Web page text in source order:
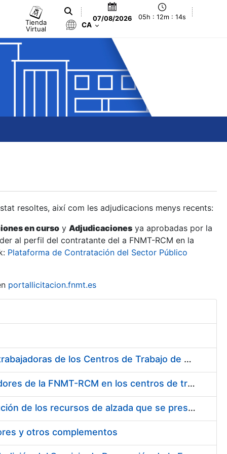
Tienda
Virtual
07/08/2026 05h : 12m : 14s
CA
resoltes, així com les adjudicacions menys recents:
en curso y Adjudicaciones ya aprobadas por la
al perfil del contratante del a FNMT-RCM en la
Plataforma de Contratación del Sector Público
portallicitacion.fnmt.es
Suministro de Protectores Auditivos a medida para las personas trabajadoras de los Centros de Trabajo de Madrid y Burgos
Suministro de gafas graduadas antiproyecciones para los trabajadores de la FNMT-RCM en los centros de trabajo de Madrid y Burgos
Servicios de una empresa externa para el asesoramiento y resolución de los recursos de alzada que se presentan relacionados con procesos de selección para la FNMT-RCM
y otros complementos